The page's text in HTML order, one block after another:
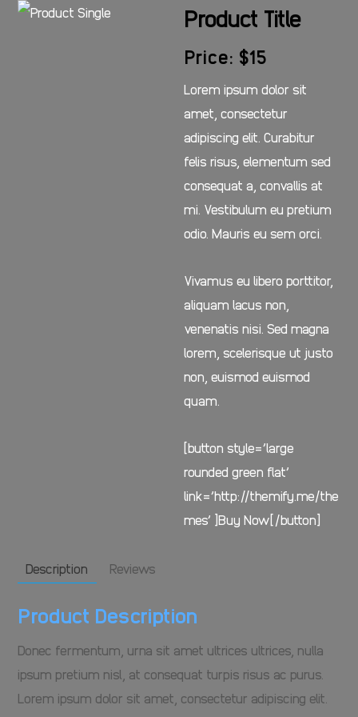
Product Title
Price: $15
Lorem ipsum dolor sit
amet, consectetur
adipiscing elit. Curabitur
felis risus, elementum sed
consequat a, convallis at
mi. Vestibulum eu pretium
odio. Mauris eu sem orci.
Vivamus eu libero porttitor,
aliquam lacus non,
venenatis nisi. Sed magna
lorem, scelerisque ut justo
non, euismod euismod
quam.
[button style=’large
rounded green flat’
link=’http://themify.me/the
mes’ ]Buy Now[/button]
Description Reviews
Product Description
Donec fermentum, urna sit amet ultrices ultrices, nulla
ipsum pretium nisl, at consequat turpis risus ac purus.
Lorem ipsum dolor sit amet, consectetur adipiscing elit.